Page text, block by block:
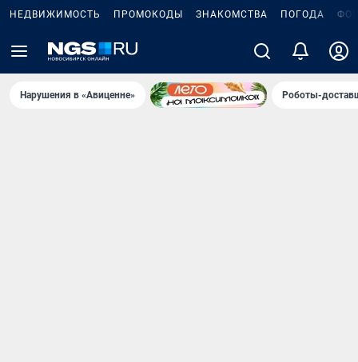
НЕДВИЖИМОСТЬ ПРОМОКОДЫ ЗНАКОМСТВА ПОГОДА
Нарушения в «Авиценне» Роботы-